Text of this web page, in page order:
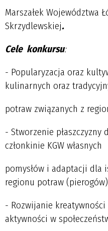
Marszałek Województwa
Skrzydlewskiej.
Cele konkursu:
- Popularyzacja oraz
kulinarnych oraz
potraw związanych z
- Stworzenie płaszczyzny
członkinie KGW własnych
pomysłów i adaptacji dla
regionu potraw
- Rozwijanie
aktywności w